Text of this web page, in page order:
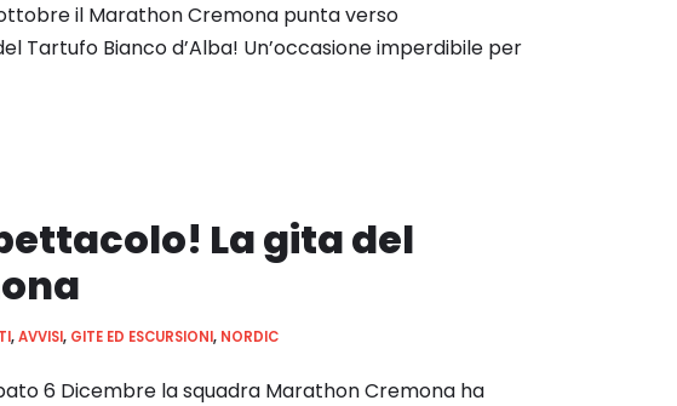
il Marathon Cremona punta verso
Tartufo Bianco d’Alba! Un’occasione imperdibile per
La gita del
,AVVISI, GITE ED ESCURSIONI, NORDIC
6 Dicembre la squadra Marathon Cremona ha